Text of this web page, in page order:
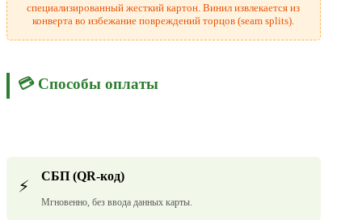
специализированный жесткий картон. Винил извлекается из
конверта во избежание повреждений торцов (seam splits).
💳 Способы оплаты
⚡
СБП (QR-код)
Мгновенно, без ввода данных карты.